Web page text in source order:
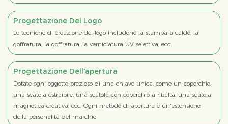
Progettazione Del Logo
Le tecniche di creazione del logo includono la stampa a caldo, la
goffratura, la goffratura, la verniciatura UV selettiva, ecc.
Progettazione Dell'apertura
Dotate ogni oggetto prezioso di una chiave unica, come un coperchio,
una scatola estraibile, una scatola con coperchio a ribalta, una scatola
magnetica creativa, ecc. Ogni metodo di apertura è un'estensione
della personalità del marchio.